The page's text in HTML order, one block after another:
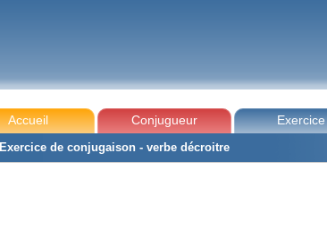
Accueil Conjugueur Exercice
Exercice de conjugaison - verbe décroitre